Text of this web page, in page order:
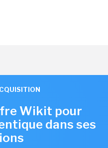
Wikit pour
dans ses